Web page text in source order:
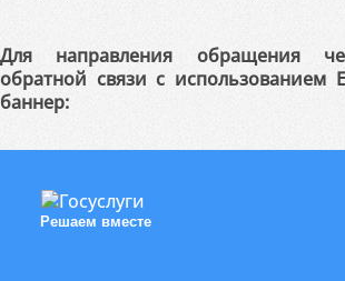
Для направления обращения
обратной связи с использованием
баннер:
Решаем вместе